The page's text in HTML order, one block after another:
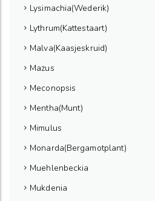
Lysimachia(Wederik)
Lythrum(Kattestaart)
Malva(Kaasjeskruid)
Mazus
Meconopsis
Mentha(Munt)
Mimulus
Monarda(Bergamotplant)
Muehlenbeckia
Mukdenia